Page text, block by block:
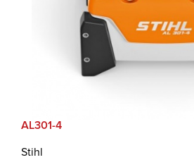
AL301-4
Stihl